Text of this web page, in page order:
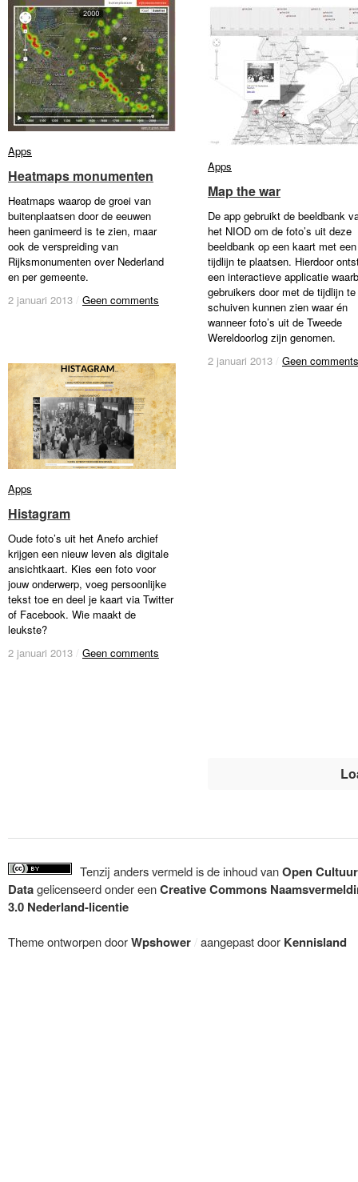
Apps
Heatmaps monumenten
Heatmaps waarop de groei van
buitenplaatsen door de eeuwen
heen ganimeerd is te zien, maar
ook de verspreiding van
Rijksmonumenten over Nederland
en per gemeente.
2 januari 2013 / Geen comments
Apps
Heatmaps monumenten
2 januari 2013 / Geen comments
Apps
Map the war
De app gebruikt de beeldbank
het NIOD om de foto’s uit deze
beeldbank op een kaart met een
tijdlijn te plaatsen. Hierdoor
een interactieve applicatie
gebruikers door met de tijdlijn te
schuiven kunnen zien waar én
wanneer foto’s uit de Tweede
Wereldoorlog zijn genomen.
2 januari 2013 / Geen comments
Apps
Map the war
2 januari 2013 / Geen comments
Apps
Histagram
Oude foto’s uit het Anefo archief
krijgen een nieuw leven als digitale
ansichtkaart. Kies een foto voor
jouw onderwerp, voeg persoonlijke
tekst toe en deel je kaart via Twitter
of Facebook. Wie maakt de
leukste?
2 januari 2013 / Geen comments
Apps
Histagram
2 januari 2013 / Geen comments
Tenzij anders vermeld is de inhoud vanOpen Cultuur
Datagelicenseerd onder eenCreative Commons
3.0 Nederland-licentie
Theme ontworpen doorWpshower /aangepast door Kennisland